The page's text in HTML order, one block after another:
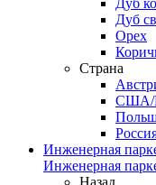
Дуб
Дуб
Орех
Страна
США/
Инженерная
Инженерная
Назад